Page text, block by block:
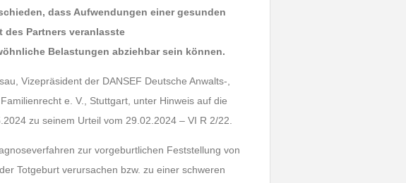
dass Aufwendungen einer gesunden
Partners veranlasste
Belastungen abziehbar sein können.
Vizepräsident der DANSEF Deutsche Anwalts-,
e. V., Stuttgart, unter Hinweis auf die
zu seinem Urteil vom 29.02.2024 – VI R 2/22.
zur vorgeburtlichen Feststellung von
Totgeburt verursachen bzw. zu einer schweren